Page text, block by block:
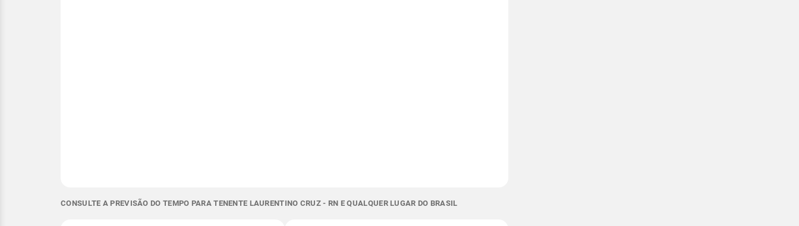
CONSULTE A PREVISÃO DO TEMPO PARA TENENTE LAURENTINO CRUZ - RN E QUALQUER LUGAR DO BRASIL